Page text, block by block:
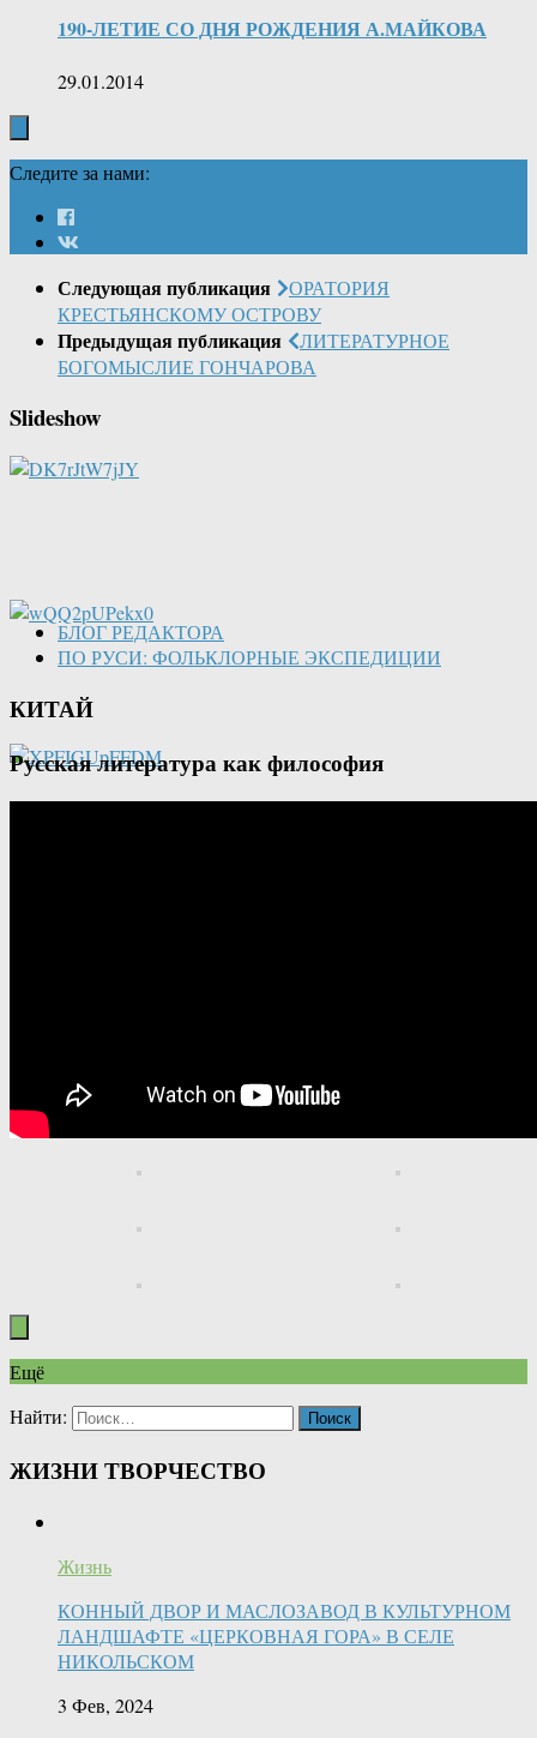
190-ЛЕТИЕ СО ДНЯ РОЖДЕНИЯ А.МАЙКОВА
29.01.2014
Следите за нами:
Следующая публикация
ОРАТОРИЯ
КРЕСТЬЯНСКОМУ ОСТРОВУ
Предыдущая публикация
ЛИТЕРАТУРНОЕ
БОГОМЫСЛИЕ ГОНЧАРОВА
Slideshow
БЛОГ РЕДАКТОРА
ПО РУСИ: ФОЛЬКЛОРНЫЕ ЭКСПЕДИЦИИ
КИТАЙ
Русская литература как философия
Ещё
Найти:
ЖИЗНИ ТВОРЧЕСТВО
Жизнь
КОННЫЙ ДВОР И МАСЛОЗАВОД В КУЛЬТУРНОМ
ЛАНДШАФТЕ «ЦЕРКОВНАЯ ГОРА» В СЕЛЕ
НИКОЛЬСКОМ
3 Фев, 2024